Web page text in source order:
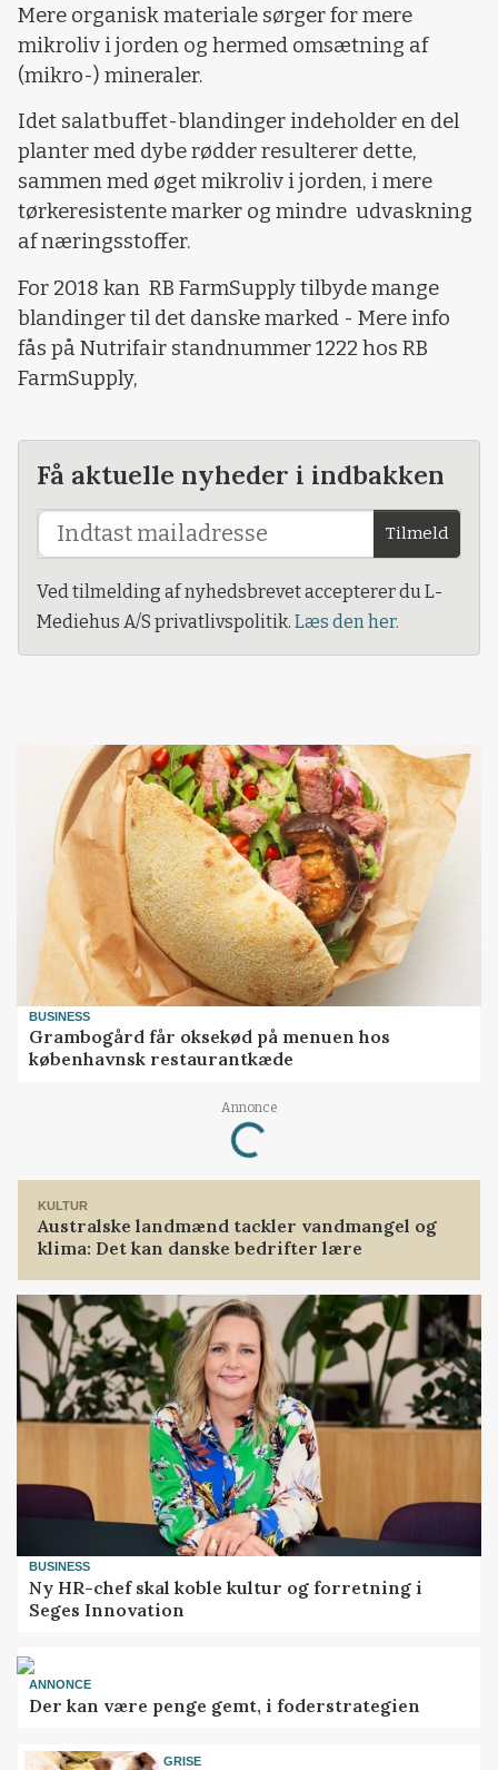
Mere organisk materiale sørger for mere
mikroliv i jorden og hermed omsætning af
(mikro-) mineraler.
Idet salatbuffet-blandinger indeholder en del
planter med dybe rødder resulterer dette,
sammen med øget mikroliv i jorden, i mere
tørkeresistente marker og mindre udvaskning
af næringsstoffer.
For 2018 kan RB FarmSupply tilbyde mange
blandinger til det danske marked - Mere info
fås på Nutrifair standnummer 1222 hos RB
FarmSupply,
Få aktuelle nyheder i indbakken
Tilmeld
Ved tilmelding af nyhedsbrevet accepterer du L-
Mediehus A/S privatlivspolitik. Læs den her.
BUSINESS
Grambogård får oksekød på menuen hos
københavnsk restaurantkæde
Annonce
Loading...
KULTUR
Australske landmænd tackler vandmangel og
klima: Det kan danske bedrifter lære
BUSINESS
Ny HR-chef skal koble kultur og forretning i
Seges Innovation
ANNONCE
Der kan være penge gemt, i foderstrategien
GRISE